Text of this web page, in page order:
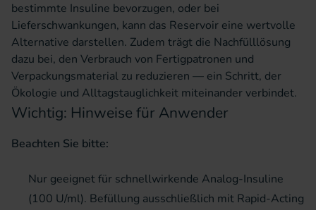
bestimmte Insuline bevorzugen, oder bei
Lieferschwankungen, kann das Reservoir eine wertvolle
Alternative darstellen. Zudem trägt die Nachfülllösung
dazu bei, den Verbrauch von Fertigpatronen und
Verpackungsmaterial zu reduzieren — ein Schritt, der
Ökologie und Alltagstauglichkeit miteinander verbindet.
Wichtig: Hinweise für Anwender
Beachten Sie bitte:
Nur geeignet für schnellwirkende Analog-Insuline
(100 U/ml). Befüllung ausschließlich mit Rapid-Acting